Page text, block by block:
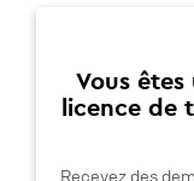
Vous
licence de
Recevez des